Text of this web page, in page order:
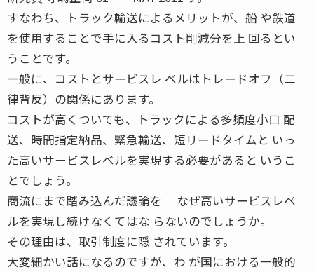
すなわち、トラック輸送によるメリットが、船 や鉄道
を使用することで手に入るコスト削減分を上 回るとい
うことです。
一般に、コストとサービスレ ベルはトレードオフ（二
律背反）の関係にあります。
コストが高くついても、トラックによる多頻度小口 配
送、時間指定納品、緊急輸送、短リードタイムと いっ
た高いサービスレベルを実現する必要があると いうこ
とでしょう。
商流にまで踏み込んだ議論を なぜ高いサービスレベ
ルを実現し続けなくてはな らないのでしょうか。
その理由は、取引制度に隠 されています。
大変細かい話になるのですが、わ が国における一般的